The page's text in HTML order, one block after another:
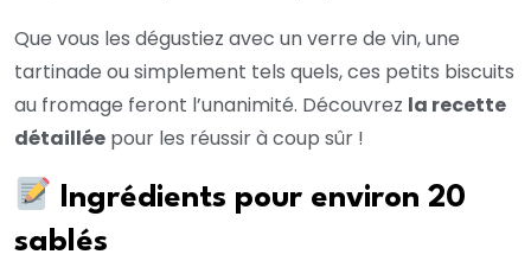
Que vous les dégustiez avec un verre de vin, une
tartinade ou simplement tels quels, ces petits biscuits
au fromage feront l’unanimité. Découvrez la recette
détaillée pour les réussir à coup sûr !
Ingrédients pour environ 20
sablés